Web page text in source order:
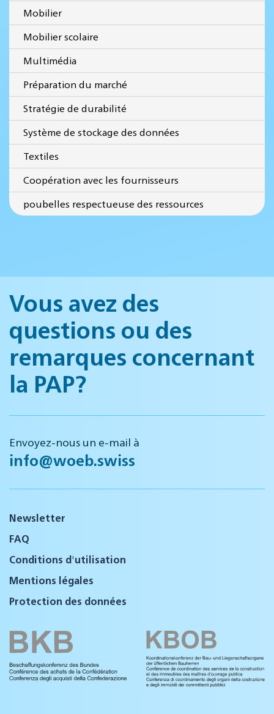
Mobilier
Mobilier scolaire
Multimédia
Préparation du marché
Stratégie de durabilité
Système de stockage des données
Textiles
Coopération avec les fournisseurs
poubelles respectueuse des ressources
Vous avez des
questions ou des
remarques concernant
la PAP?
Envoyez-nous un e-mail à
info@woeb.swiss
Newsletter
FAQ
Conditions d'utilisation
Mentions légales
Protection des données